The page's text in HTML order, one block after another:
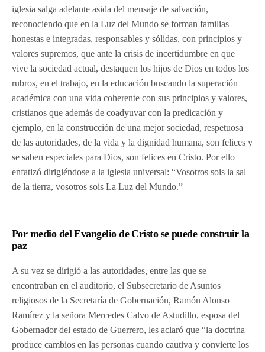
iglesia salga adelante asida del mensaje de salvación,
reconociendo que en la Luz del Mundo se forman familias
honestas e integradas, responsables y sólidas, con principios y
valores supremos, que ante la crisis de incertidumbre en que
vive la sociedad actual, destaquen los hijos de Dios en todos los
rubros, en el trabajo, en la educación buscando la superación
académica con una vida coherente con sus principios y valores,
cristianos que además de coadyuvar con la predicación y
ejemplo, en la construcción de una mejor sociedad, respetuosa
de las autoridades, de la vida y la dignidad humana, son felices y
se saben especiales para Dios, son felices en Cristo. Por ello
enfatizó dirigiéndose a la iglesia universal: “Vosotros sois la sal
de la tierra, vosotros sois La Luz del Mundo.”
Por medio del Evangelio de Cristo se puede construir la
paz
A su vez se dirigió a las autoridades, entre las que se
encontraban en el auditorio, el Subsecretario de Asuntos
religiosos de la Secretaría de Gobernación, Ramón Alonso
Ramírez y la señora Mercedes Calvo de Astudillo, esposa del
Gobernador del estado de Guerrero, les aclaró que “la doctrina
produce cambios en las personas cuando cautiva y convierte los